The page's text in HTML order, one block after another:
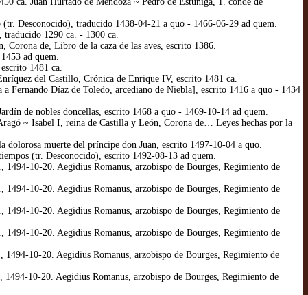
Desconocido), traducido 1438-04-21 a quo - 1466-06-29 ad quem.
1290 ca. - 1300 ca.
de, Libro de la caza de las aves, escrito 1386.
ad quem.
1481 ca.
del Castillo, Crónica de Enrique IV, escrito 1481 ca.
Díaz de Toledo, arcediano de Niebla], escrito 1416 a quo - 1434
de nobles doncellas, escrito 1468 a quo - 1469-10-14 ad quem.
~ Isabel I, reina de Castilla y León, Corona de… Leyes hechas por la
muerte del príncipe don Juan, escrito 1497-10-04 a quo.
(tr. Desconocido), escrito 1492-08-13 ad quem.
10-20. Aegidius Romanus, arzobispo de Bourges, Regimiento de
10-20. Aegidius Romanus, arzobispo de Bourges, Regimiento de
10-20. Aegidius Romanus, arzobispo de Bourges, Regimiento de
10-20. Aegidius Romanus, arzobispo de Bourges, Regimiento de
10-20. Aegidius Romanus, arzobispo de Bourges, Regimiento de
10-20. Aegidius Romanus, arzobispo de Bourges, Regimiento de